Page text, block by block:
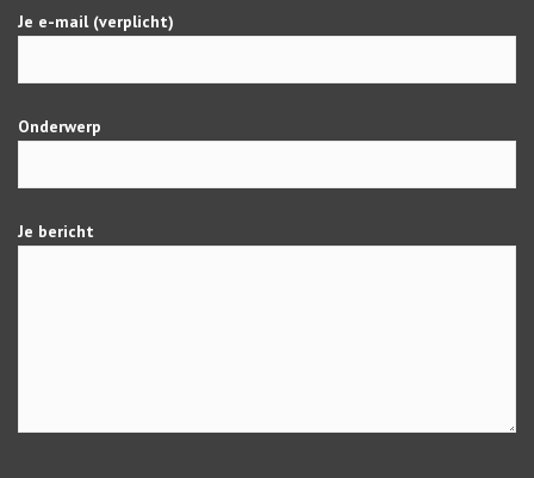
Je e-mail (verplicht)
Onderwerp
Je bericht